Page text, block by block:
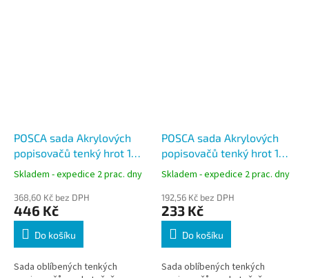
POSCA sada Akrylových
popisovačů tenký hrot 1
mm, set 8 ks, UNI PC-1M
Skladem - expedice 2 prac. dny
368,60 Kč bez DPH
446 Kč
Do košíku
Sada oblíbených tenkých
POSCA sada Akrylových
popisovačů tenký hrot 1
mm, set 4 ks, UNI PC-1M
Skladem - expedice 2 prac. dny
192,56 Kč bez DPH
233 Kč
Do košíku
Sada oblíbených tenkých